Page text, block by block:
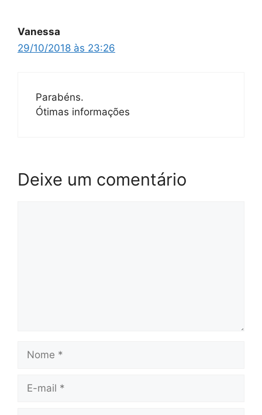
Vanessa
29/10/2018 às 23:26
Parabéns.
Ótimas informações
Deixe um comentário
Nome